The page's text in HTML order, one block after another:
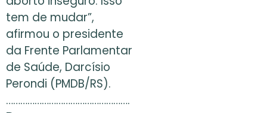
tem de mudar”,
afirmou o presidente
da Frente Parlamentar
de Saúde, Darcísio
Perondi (PMDB/RS).
…………………………………………….